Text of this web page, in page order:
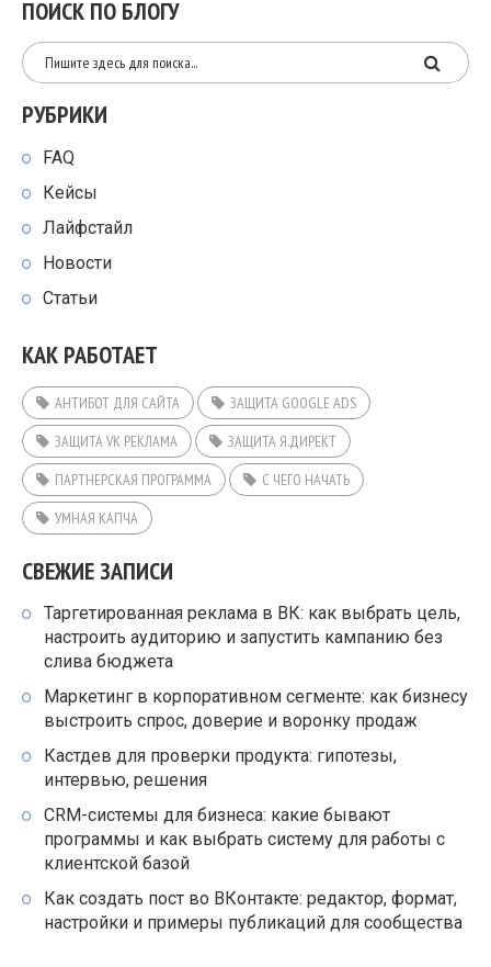
ПОИСК ПО БЛОГУ
РУБРИКИ
FAQ
Кейсы
Лайфстайл
Новости
Статьи
КАК РАБОТАЕТ
АНТИБОТ ДЛЯ САЙТА
ЗАЩИТА GOOGLE ADS
ЗАЩИТА VK РЕКЛАМА
ЗАЩИТА Я.ДИРЕКТ
ПАРТНЕРСКАЯ ПРОГРАММА
С ЧЕГО НАЧАТЬ
УМНАЯ КАПЧА
СВЕЖИЕ ЗАПИСИ
Таргетированная реклама в ВК: как выбрать цель,
настроить аудиторию и запустить кампанию без
слива бюджета
Маркетинг в корпоративном сегменте: как бизнесу
выстроить спрос, доверие и воронку продаж
Кастдев для проверки продукта: гипотезы,
интервью, решения
CRM-системы для бизнеса: какие бывают
программы и как выбрать систему для работы с
клиентской базой
Как создать пост во ВКонтакте: редактор, формат,
настройки и примеры публикаций для сообщества